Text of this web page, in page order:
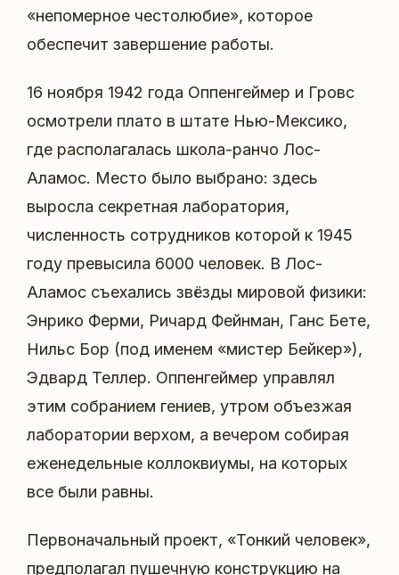
«непомерное честолюбие», которое
обеспечит завершение работы.
16 ноября 1942 года Оппенгеймер и Гровс
осмотрели плато в штате Нью-Мексико,
где располагалась школа-ранчо Лос-
Аламос. Место было выбрано: здесь
выросла секретная лаборатория,
численность сотрудников которой к 1945
году превысила 6000 человек. В Лос-
Аламос съехались звёзды мировой физики:
Энрико Ферми, Ричард Фейнман, Ганс Бете,
Нильс Бор (под именем «мистер Бейкер»),
Эдвард Теллер. Оппенгеймер управлял
этим собранием гениев, утром объезжая
лаборатории верхом, а вечером собирая
еженедельные коллоквиумы, на которых
все были равны.
Первоначальный проект, «Тонкий человек»,
предполагал пушечную конструкцию на